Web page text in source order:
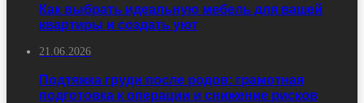
Как выбрать идеальную мебель для вашей
квартиры и создать уют
21.06.2026
Подтяжка груди после родов: грамотная
подготовка к операции и снижение рисков